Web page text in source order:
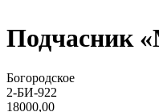
Подчасник
Богородское
2-БИ-922
18000,00